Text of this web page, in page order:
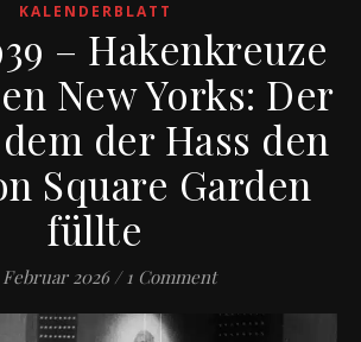
KALENDERBLATT
– Hakenkreuze
New Yorks: Der
der Hass den
Square Garden
füllte
2026 / 1 Comment